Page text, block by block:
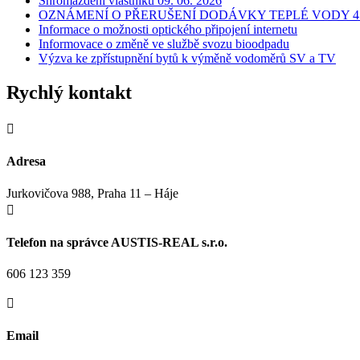
OZNÁMENÍ O PŘERUŠENÍ DODÁVKY TEPLÉ VODY
Informace o možnosti optického připojení internetu
Informovace o změně ve službě svozu bioodpadu
Výzva ke zpřístupnění bytů k výměně vodoměrů SV a TV
Rychlý kontakt

Adresa
Jurkovičova 988, Praha 11 – Háje

Telefon na správce AUSTIS-REAL s.r.o.
606 123 359

Email